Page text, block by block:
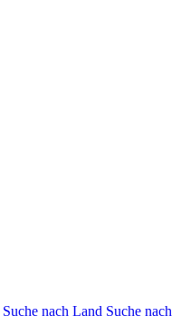
Suche nach Land Suche nach